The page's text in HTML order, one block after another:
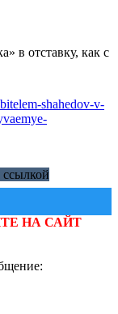
в отставку, как с
shahedov-v-
ссылкой
НА САЙТ